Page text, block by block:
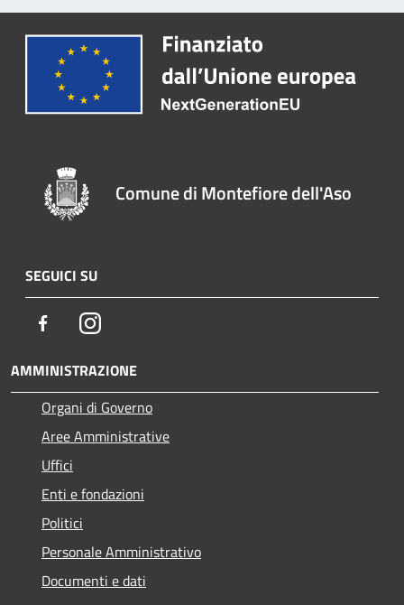
Comune di Montefiore dell'Aso
SEGUICI SU
FacebookInstagram
AMMINISTRAZIONE
Organi di Governo
Aree Amministrative
Uffici
Enti e fondazioni
Politici
Personale Amministrativo
Documenti e dati